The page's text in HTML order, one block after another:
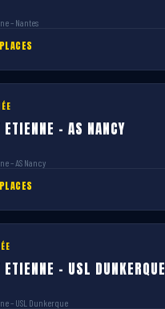
– Nantes
– AS NANCY
– AS Nancy
– USL DUNKERQUE
– USL Dunkerque